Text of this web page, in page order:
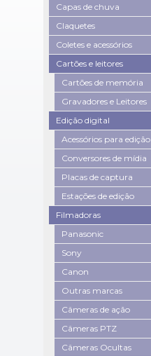
Capas de chuva
Claquetes
Coletes e acessórios
Cartões e leitores
Cartões de memória
Gravadores e Leitores
Edição digital
Acessórios para edição
Conversores de mídia
Placas de captura
Estações de edição
Filmadoras
Panasonic
Sony
Canon
Outras marcas
Câmeras de ação
Câmeras PTZ
Câmeras Ocultas